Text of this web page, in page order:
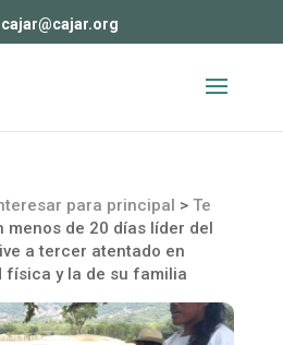
cajar@cajar.org
para principal > Te
menos de 20 días líder del
a tercer atentado en
física y la de su familia